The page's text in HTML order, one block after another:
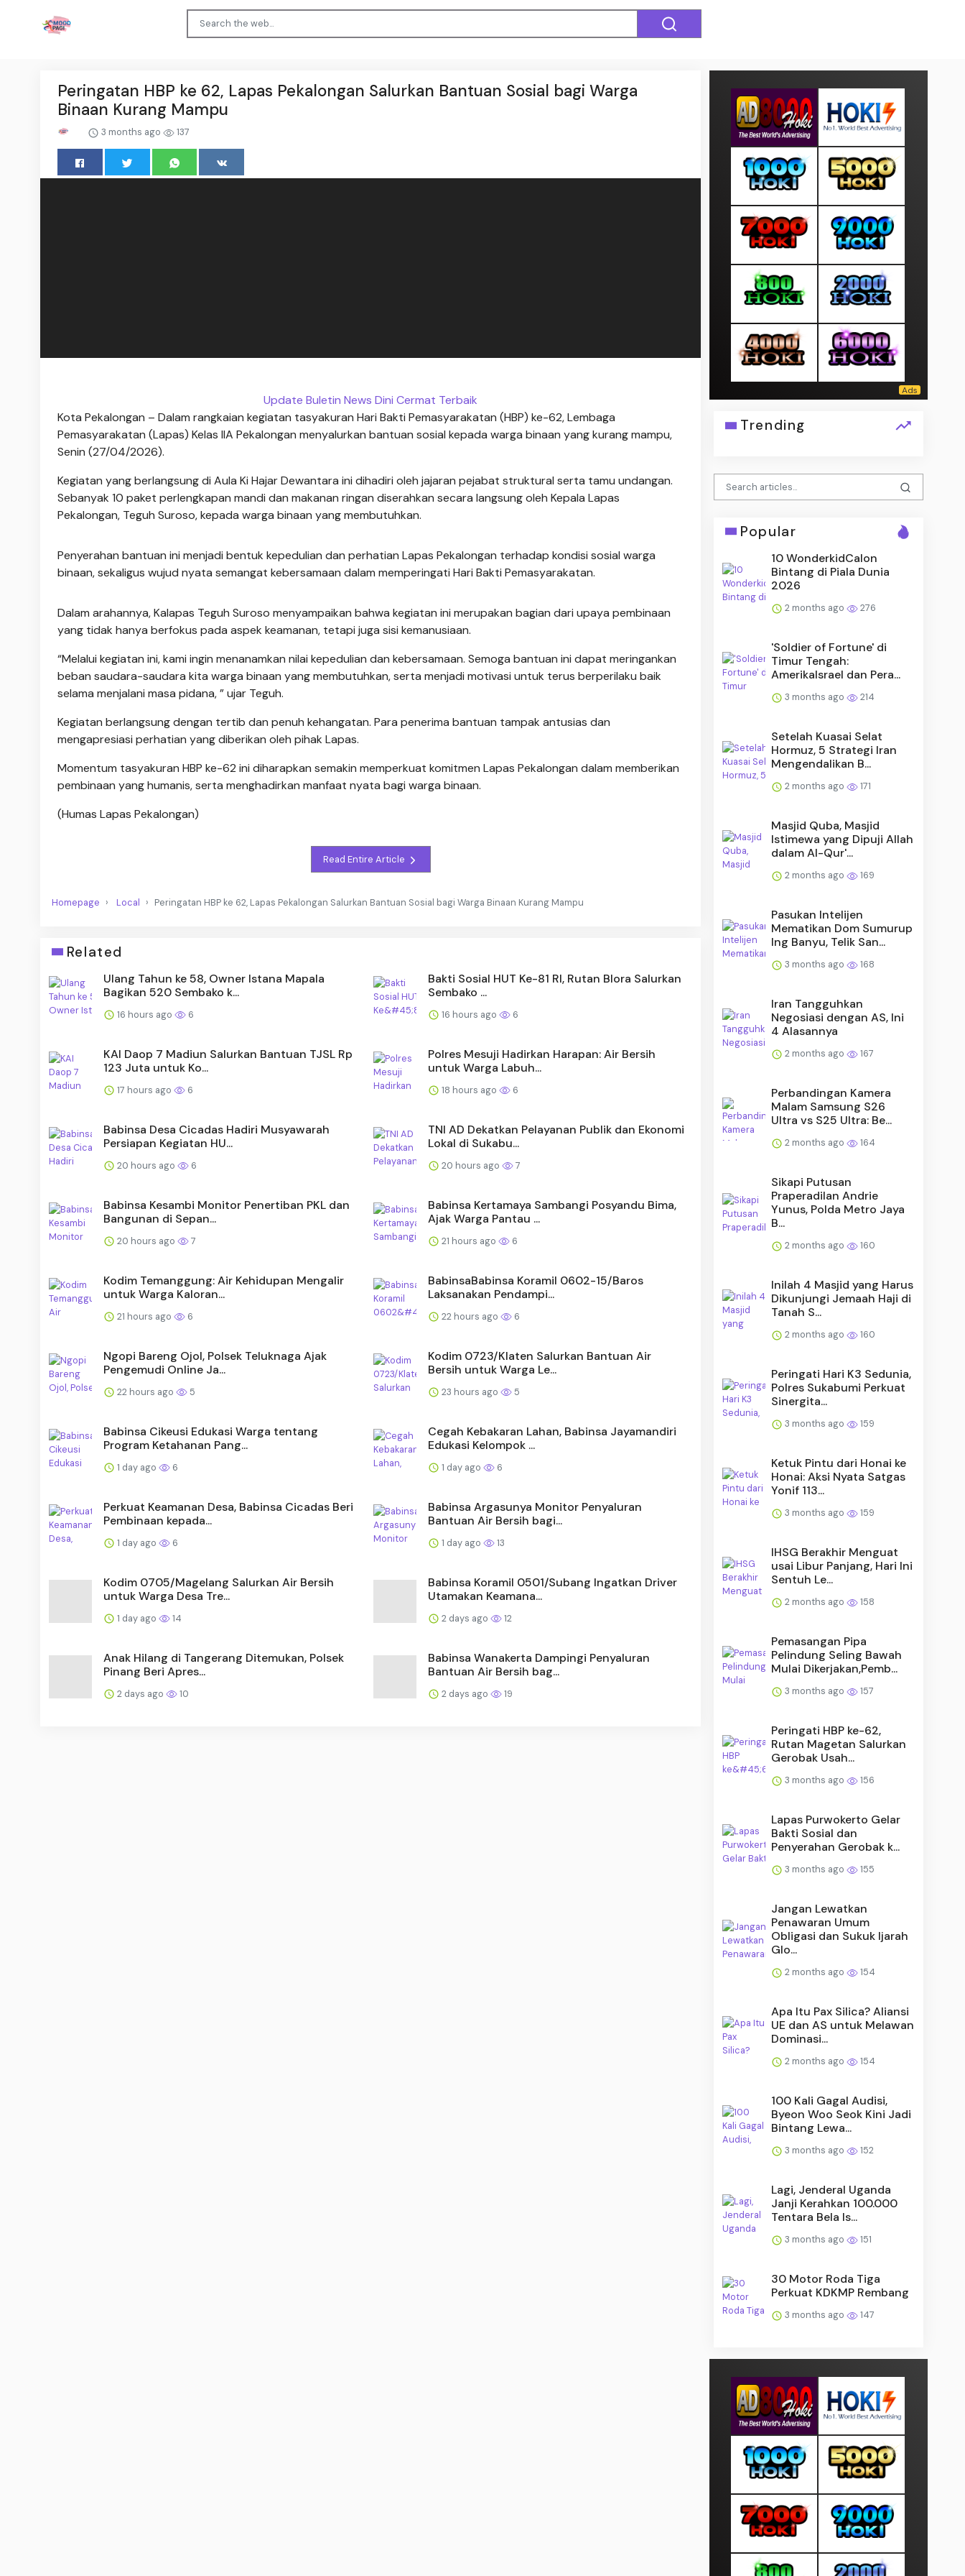
Peringatan HBP ke 62, Lapas Pekalongan Salurkan Bantuan Sosial bagi Warga
Binaan Kurang Mampu
3 months ago 137
Update Buletin News Dini Cermat Terbaik
Kota Pekalongan – Dalam rangkaian kegiatan tasyakuran Hari Bakti Pemasyarakatan (HBP) ke-62, Lembaga
Pemasyarakatan (Lapas) Kelas IIA Pekalongan menyalurkan bantuan sosial kepada warga binaan yang kurang mampu,
Senin (27/04/2026).
Kegiatan yang berlangsung di Aula Ki Hajar Dewantara ini dihadiri oleh jajaran pejabat struktural serta tamu undangan.
Sebanyak 10 paket perlengkapan mandi dan makanan ringan diserahkan secara langsung oleh Kepala Lapas
Pekalongan, Teguh Suroso, kepada warga binaan yang membutuhkan.
Penyerahan bantuan ini menjadi bentuk kepedulian dan perhatian Lapas Pekalongan terhadap kondisi sosial warga
binaan, sekaligus wujud nyata semangat kebersamaan dalam memperingati Hari Bakti Pemasyarakatan.
Dalam arahannya, Kalapas Teguh Suroso menyampaikan bahwa kegiatan ini merupakan bagian dari upaya pembinaan
yang tidak hanya berfokus pada aspek keamanan, tetapi juga sisi kemanusiaan.
“Melalui kegiatan ini, kami ingin menanamkan nilai kepedulian dan kebersamaan. Semoga bantuan ini dapat meringankan
beban saudara-saudara kita warga binaan yang membutuhkan, serta menjadi motivasi untuk terus berperilaku baik
selama menjalani masa pidana, ” ujar Teguh.
Kegiatan berlangsung dengan tertib dan penuh kehangatan. Para penerima bantuan tampak antusias dan
mengapresiasi perhatian yang diberikan oleh pihak Lapas.
Momentum tasyakuran HBP ke-62 ini diharapkan semakin memperkuat komitmen Lapas Pekalongan dalam memberikan
pembinaan yang humanis, serta menghadirkan manfaat nyata bagi warga binaan.
(Humas Lapas Pekalongan)
Read Entire Article
Homepage Local Peringatan HBP ke 62, Lapas Pekalongan Salurkan Bantuan Sosial bagi Warga Binaan Kurang Mampu
Related
Ulang Tahun ke 58, Owner Istana Mapala
Bagikan 520 Sembako k...
16 hours ago 6
Bakti Sosial HUT Ke-81 RI, Rutan Blora Salurkan
Sembako ...
16 hours ago 6
KAI Daop 7 Madiun Salurkan Bantuan TJSL Rp
123 Juta untuk Ko...
17 hours ago 6
Polres Mesuji Hadirkan Harapan: Air Bersih
untuk Warga Labuh...
18 hours ago 6
Babinsa Desa Cicadas Hadiri Musyawarah
Persiapan Kegiatan HU...
20 hours ago 6
TNI AD Dekatkan Pelayanan Publik dan Ekonomi
Lokal di Sukabu...
20 hours ago 7
Babinsa Kesambi Monitor Penertiban PKL dan
Bangunan di Sepan...
20 hours ago 7
Babinsa Kertamaya Sambangi Posyandu Bima,
Ajak Warga Pantau ...
21 hours ago 6
Kodim Temanggung: Air Kehidupan Mengalir
untuk Warga Kaloran...
21 hours ago 6
BabinsaBabinsa Koramil 0602-15/Baros
Laksanakan Pendampi...
22 hours ago 6
Ngopi Bareng Ojol, Polsek Teluknaga Ajak
Pengemudi Online Ja...
22 hours ago 5
Kodim 0723/Klaten Salurkan Bantuan Air
Bersih untuk Warga Le...
23 hours ago 5
Babinsa Cikeusi Edukasi Warga tentang
Program Ketahanan Pang...
1 day ago 6
Cegah Kebakaran Lahan, Babinsa Jayamandiri
Edukasi Kelompok ...
1 day ago 6
Perkuat Keamanan Desa, Babinsa Cicadas Beri
Pembinaan kepada...
1 day ago 6
Babinsa Argasunya Monitor Penyaluran
Bantuan Air Bersih bagi...
1 day ago 13
Kodim 0705/Magelang Salurkan Air Bersih
untuk Warga Desa Tre...
1 day ago 14
Babinsa Koramil 0501/Subang Ingatkan Driver
Utamakan Keamana...
2 days ago 12
Anak Hilang di Tangerang Ditemukan, Polsek
Pinang Beri Apres...
2 days ago 10
Babinsa Wanakerta Dampingi Penyaluran
Bantuan Air Bersih bag...
2 days ago 19
Trending
Popular
10 WonderkidCalon
Bintang di Piala Dunia
2026
2 months ago 276
'Soldier of Fortune' di
Timur Tengah:
AmerikaIsrael dan Pera...
3 months ago 214
Setelah Kuasai Selat
Hormuz, 5 Strategi Iran
Mengendalikan B...
2 months ago 171
Masjid Quba, Masjid
Istimewa yang Dipuji Allah
dalam Al-Qur'...
2 months ago 169
Pasukan Intelijen
Mematikan Dom Sumurup
Ing Banyu, Telik San...
3 months ago 168
Iran Tangguhkan
Negosiasi dengan AS, Ini
4 Alasannya
2 months ago 167
Perbandingan Kamera
Malam Samsung S26
Ultra vs S25 Ultra: Be...
2 months ago 164
Sikapi Putusan
Praperadilan Andrie
Yunus, Polda Metro Jaya
B...
2 months ago 160
Inilah 4 Masjid yang Harus
Dikunjungi Jemaah Haji di
Tanah S...
2 months ago 160
Peringati Hari K3 Sedunia,
Polres Sukabumi Perkuat
Sinergita...
3 months ago 159
Ketuk Pintu dari Honai ke
Honai: Aksi Nyata Satgas
Yonif 113...
3 months ago 159
IHSG Berakhir Menguat
usai Libur Panjang, Hari Ini
Sentuh Le...
2 months ago 158
Pemasangan Pipa
Pelindung Seling Bawah
Mulai Dikerjakan,Pemb...
3 months ago 157
Peringati HBP ke-62,
Rutan Magetan Salurkan
Gerobak Usah...
3 months ago 156
Lapas Purwokerto Gelar
Bakti Sosial dan
Penyerahan Gerobak k...
3 months ago 155
Jangan Lewatkan
Penawaran Umum
Obligasi dan Sukuk Ijarah
Glo...
2 months ago 154
Apa Itu Pax Silica? Aliansi
UE dan AS untuk Melawan
Dominasi...
2 months ago 154
100 Kali Gagal Audisi,
Byeon Woo Seok Kini Jadi
Bintang Lewa...
3 months ago 152
Lagi, Jenderal Uganda
Janji Kerahkan 100.000
Tentara Bela Is...
3 months ago 151
30 Motor Roda Tiga
Perkuat KDKMP Rembang
3 months ago 147